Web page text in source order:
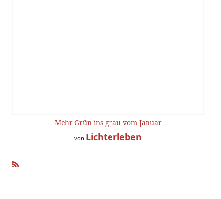
Mehr Grün ins grau vom Januar
von Lichterleben